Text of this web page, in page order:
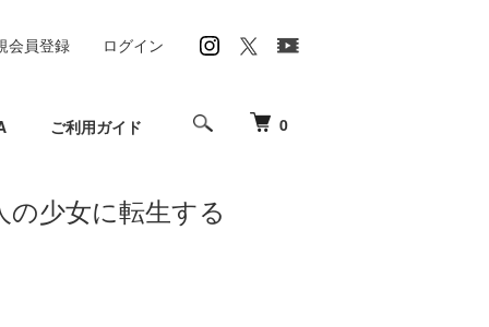
0
ご利用ガイド
会員登録 ログイン
の少女に転生する